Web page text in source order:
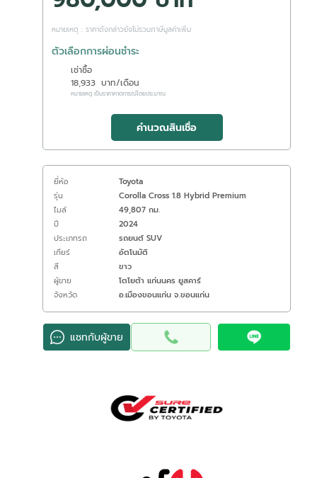
หมายเหตุ : ราคาดังกล่าวยังไม่รวมภาษีมูลค่าเพิ่ม
ตัวเลือกการผ่อนชำระ
เช่าซื้อ
18,933 บาท/เดือน
หมายเหตุ เป็นราคาคาดการณ์โดยประมาณ
คำนวณสินเชื่อ
ยี่ห้อ
Toyota
รุ่น
Corolla Cross 1.8 Hybrid Premium
ไมล์
49,807 กม.
ปี
2024
ประเภทรถ
รถยนต์ SUV
เกียร์
อัตโนมัติ
สี
ขาว
ผู้ขาย
โตโยต้า แก่นนคร ยูสคาร์
จังหวัด
อ.เมืองขอนแก่น จ.ขอนแก่น
แชทกับผู้ขาย